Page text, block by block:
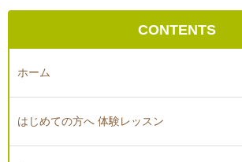
CONTENTS
ホーム
はじめての方へ 体験レッスン